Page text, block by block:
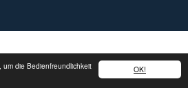
OK!
um die Bedienfreundlichkeit